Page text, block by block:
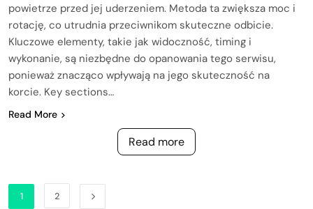
powietrze przed jej uderzeniem. Metoda ta zwiększa moc i
rotację, co utrudnia przeciwnikom skuteczne odbicie.
Kluczowe elementy, takie jak widoczność, timing i
wykonanie, są niezbędne do opanowania tego serwisu,
ponieważ znacząco wpływają na jego skuteczność na
korcie. Key sections…
Read More
Read more
1 2